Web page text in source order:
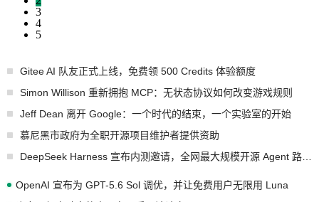
3
4
5
Gitee AI 队友正式上线，免费领 500 Credits 体验额度
Simon Willison 重新拥抱 MCP：无状态协议如何改变游戏规则
Jeff Dean 离开 Google：一个时代的结束，一个实验室的开始
慕尼黑市政府为全职开源项目维护者提供资助
OpenAI 宣布为 GPT-5.6 Sol 调优，并让免费用户无限用 Luna